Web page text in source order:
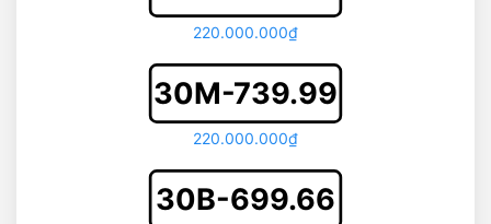
220.000.000₫
30M-739.99
220.000.000₫
30B-699.66